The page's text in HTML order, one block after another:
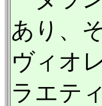
あり、
ヴィオ
ラエテ